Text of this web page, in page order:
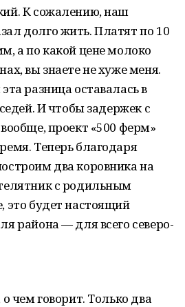
К сожалению, наш
долго жить. Платят по 10
а по какой цене молоко
вы знаете не хуже меня.
разница оставалась в
И чтобы задержек с
проект «500 ферм»
Теперь благодаря
два коровника на
с родильным
это будет настоящий
района — для всего северо-
чем говорит. Только два